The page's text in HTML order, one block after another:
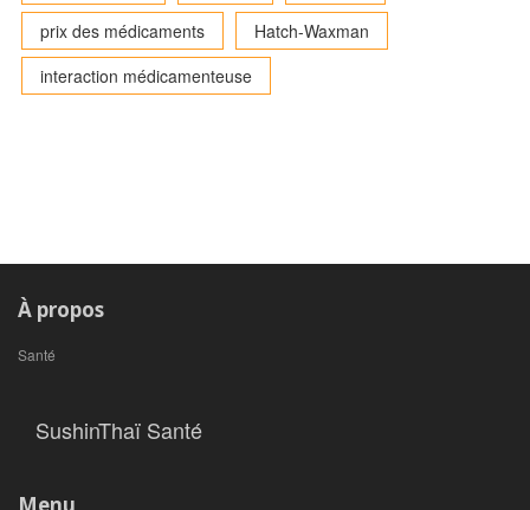
prix des médicaments
Hatch-Waxman
interaction médicamenteuse
À propos
Santé
SushinThaï Santé